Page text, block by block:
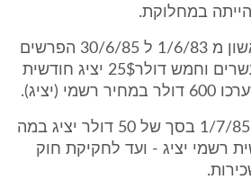
במחלוקת.
ישלם צד שני לצד ראשון מ 1/6/83 ל 30/6/85 הפרשים
במחיר במה שערכו עשרים וחמש דולר25$ יציג חודשית
השכירות מתחילה מ 1/7/85 בסך של 50 דולר יציג במה
חודשית רשמי יציג - ועד לחקיקת חוק